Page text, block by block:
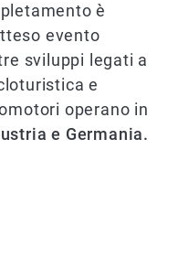
è
evento
sviluppi legati a
e
operano in
e Germania.